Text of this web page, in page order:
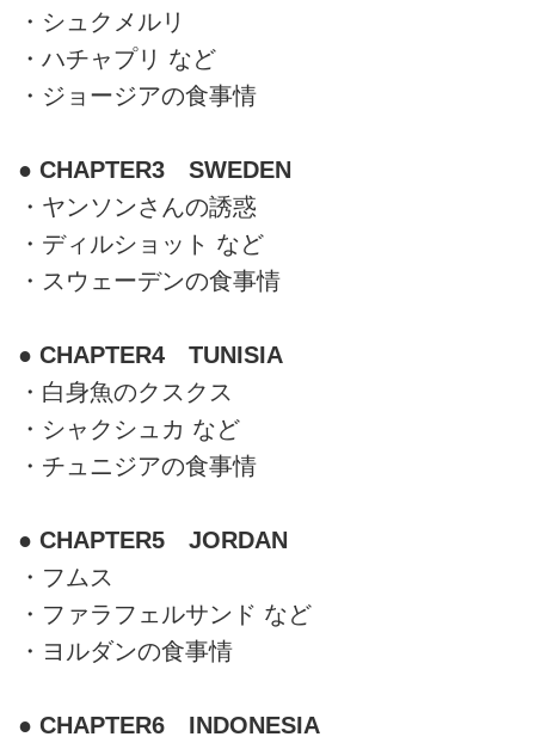
・シュクメルリ
・ハチャプリ など
・ジョージアの食事情
● CHAPTER3 SWEDEN
・ヤンソンさんの誘惑
・ディルショット など
・スウェーデンの食事情
● CHAPTER4 TUNISIA
・白身魚のクスクス
・シャクシュカ など
・チュニジアの食事情
● CHAPTER5 JORDAN
・フムス
・ファラフェルサンド など
・ヨルダンの食事情
● CHAPTER6 INDONESIA